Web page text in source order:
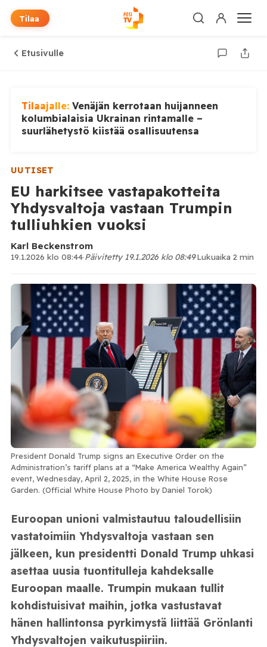
Tilaa
Etusivulle
Tilaajalle: Venäjän kerrotaan huijanneen
kolumbialaisia Ukrainan rintamalle –
suurlähetystö kiistää osallisuutensa
UUTISET
EU harkitsee vastapakotteita
Yhdysvaltoja vastaan Trumpin
tulliuhkien vuoksi
Karl Beckenstrom
19.1.2026 klo 08:44·Päivitetty 19.1.2026 klo 08:49·Lukuaika 2 min
President Donald Trump signs an Executive Order on the
Administration’s tariff plans at a “Make America Wealthy Again”
event, Wednesday, April 2, 2025, in the White House Rose
Garden. (Official White House Photo by Daniel Torok)
Euroopan unioni valmistautuu taloudellisiin
vastatoimiin Yhdysvaltoja vastaan sen
jälkeen, kun presidentti Donald Trump uhkasi
asettaa uusia tuontitulleja kahdeksalle
Euroopan maalle. Trumpin mukaan tullit
kohdistuisivat maihin, jotka vastustavat
hänen hallintonsa pyrkimystä liittää Grönlanti
Yhdysvaltojen vaikutuspiiriin.